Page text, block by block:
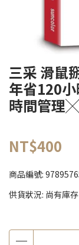
三采 滑鼠
年省120
時間管理
NT$400
商品編號:
供貨狀況: 尚有庫存